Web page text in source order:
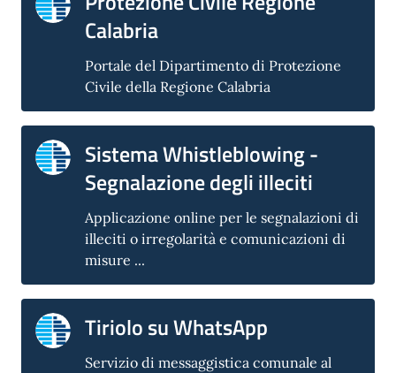
Calabria
Portale del Dipartimento di Protezione
Civile della Regione Calabria
Sistema Whistleblowing -
Segnalazione degli illeciti
Applicazione online per le segnalazioni di
illeciti o irregolarità e comunicazioni di
misure ...
Tiriolo su WhatsApp
Servizio di messaggistica comunale al